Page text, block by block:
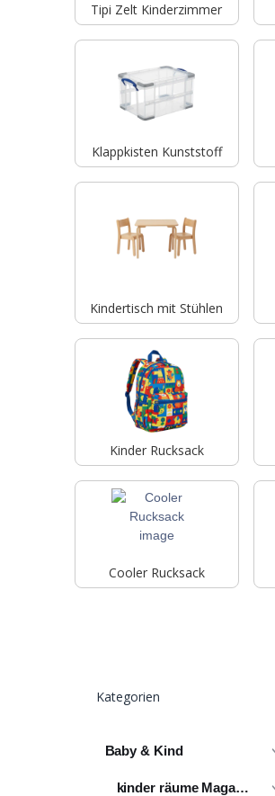
Tipi Zelt Kinderzimmer
Klappkisten Kunststoff
Kindertisch mit Stühlen
Kinder Rucksack
Cooler Rucksack
Kategorien
Baby & Kind
kinder räume Magazin